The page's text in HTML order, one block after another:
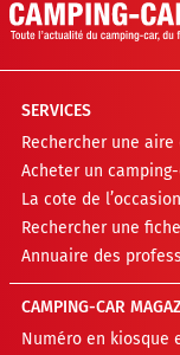
SERVICES
Rechercher une aire
Acheter un
La cote de l’occasion
Rechercher une
Annuaire des
CAMPING-CAR
Numéro en kiosque